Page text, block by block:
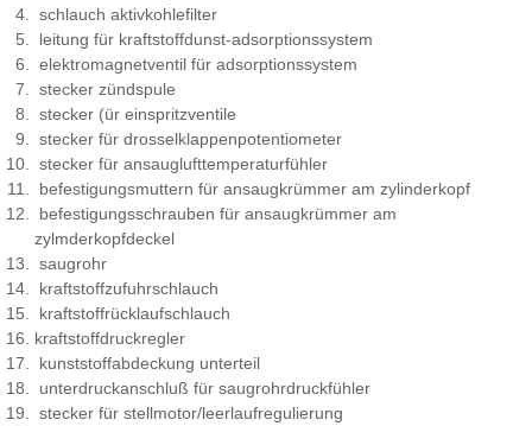
schlauch aktivkohlefilter
leitung für kraftstoffdunst-adsorptionssystem
elektromagnetventil für adsorptionssystem
stecker zündspule
stecker (ür einspritzventile
stecker für drosselklappenpotentiometer
stecker für ansauglufttemperaturfühler
befestigungsmuttern für ansaugkrümmer am zylinderkopf
befestigungsschrauben für ansaugkrümmer am
zylmderkopfdeckel
saugrohr
kraftstoffzufuhrschlauch
kraftstoffrücklaufschlauch
kraftstoffdruckregler
kunststoffabdeckung unterteil
unterdruckanschluß für saugrohrdruckfühler
stecker für stellmotor/leerlaufregulierung